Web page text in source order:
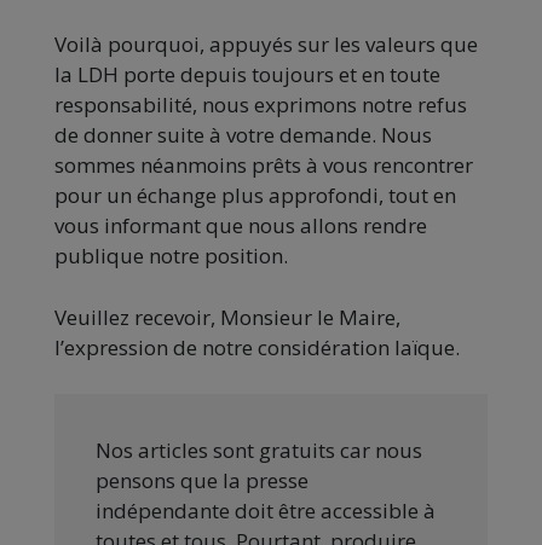
Voilà pourquoi, appuyés sur les valeurs que
la LDH porte depuis toujours et en toute
responsabilité, nous exprimons notre refus
de donner suite à votre demande. Nous
sommes néanmoins prêts à vous rencontrer
pour un échange plus approfondi, tout en
vous informant que nous allons rendre
publique notre position.
Veuillez recevoir, Monsieur le Maire,
l’expression de notre considération laïque.
Nos articles sont gratuits car nous
pensons que la presse
indépendante doit être accessible à